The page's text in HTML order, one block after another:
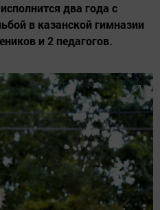
два года с
в казанской гимназии
и 2 педагогов.